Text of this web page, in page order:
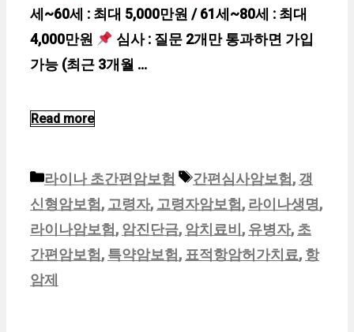
세~60세 : 최대 5,000만원 / 61세~80세 : 최대
4,000만원
심사 : 질문 2개만 통과하면 가입
가능 (최근 3개월 …
Read more
카
테
고
리
라이나 초간편암보험
태
그
간편심사암보험 , 갱
신형암보험 , 고령자, 고령자암보험 , 라이나생명,
라이나암보험 , 암진단금, 암치료비 , 유병자, 초
간편암보험 , 특약암보험 , 표적항암허가치료, 항
암제